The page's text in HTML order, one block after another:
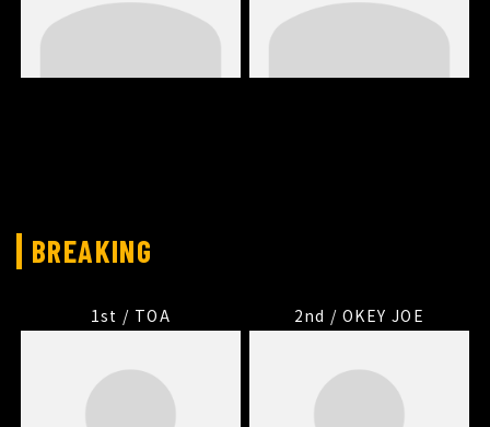
BREAKING
1st / TOA 2nd / OKEY JOE